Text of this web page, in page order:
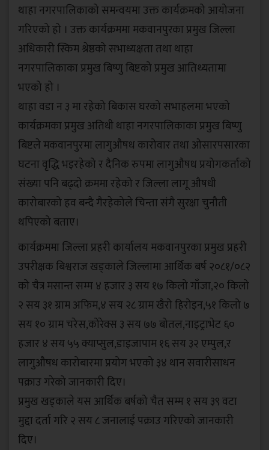
थाहा नगरपालिकाको समन्वयमा उक्त कार्यक्रमको आयोजना
गरिएको हो । उक्त कार्यक्रममा मकवानपुरका प्रमुख जिल्ला
अधिकारी स्किम श्रेष्ठको सभाध्यक्षता तथा थाहा
नगरपालिकाका प्रमुख बिष्णु बिष्टको प्रमुख आतिथ्यतामा
भएको हो ।
थाहा वडा न ३ मा रहेको बिकास घरको सभाहलमा भएको
कार्यक्रमका प्रमुख अतिथी थाहा नगरपालिकाका प्रमुख बिष्णु
बिष्टले मकवानपुरमा लागुऔषध कारोवार तथा ओसारपसारका
घटना वृद्धि भइरहेको र दैनिक रुपमा लागुऔषध प्रयोगकर्ताको
संख्या पनि बढ्दो क्रममा रहेको र जिल्ला लागू औषधी
कारोबारको हव बन्दै गैरहेकोले चिन्ता संगै सुरक्षा चुनौती
थपिएको बताए।
कार्यक्रममा जिल्ला प्रहरी कार्यालय मकवानपुरका प्रमुख प्रहरी
उपरीक्षक बिश्वराज खड्काले जिल्लामा आर्थिक बर्ष २०८१/०८२
को चैत्र मसान्त सम्म ४ हजार ३ सय १७ किलो गाँजा,२० किलो
२ सय ३१ ग्राम अफिम,४ सय २८ ग्राम खैरो हिरोइन,५१ किलो ७
सय १० ग्राम चरेस,कोरेक्स ३ सय ७७ बोतल,नाइट्राभेट ६०
हजार ४ सय ५५ क्याप्सुल,डाइजापाम १६ सय ३२ एम्पुल,र
लागुऔषध कारोबारमा प्रयोग भएको ३४ थान सवारीसाधन
पक्राउ गरेको जानकारी दिए।
प्रमुख खड्काले यस आर्थिक बर्षको चैत सम्म १ सय ३९ वटा
मुद्दा दर्ता गरि २ सय ८ जनालाई पक्राउ गरिएको जानकारी
दिए।